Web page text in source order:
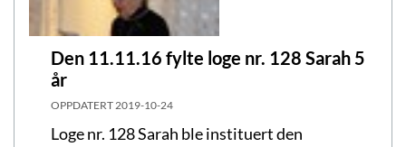
Den 11.11.16 fylte loge nr. 128 Sarah 5
år
OPPDATERT 2019-10-24
Loge nr. 128 Sarah ble instituert den